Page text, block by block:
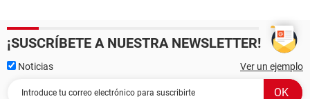
¡SUSCRÍBETE A NUESTRA NEWSLETTER!
Noticias Ver un ejemplo